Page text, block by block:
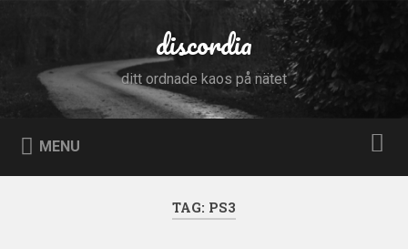
discordia
ditt ordnade kaos på nätet
MENU
TAG: PS3